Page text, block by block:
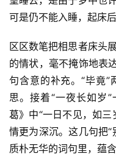
可是仍不能入睡，起床后
区区数笔把相思者床头
的情状，毫不掩饰地表
句含意的补充。“毕竟
思。接着“一夜长如岁”
葛》中“一日不见，如
情更为深沉。这几句把“
质朴无华的词句里，蕴